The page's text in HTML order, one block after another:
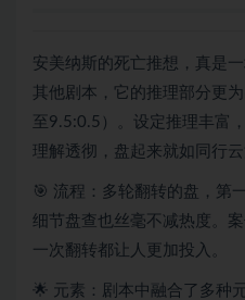
安美纳斯的死亡推想，真是
其他剧本，它的推理部分更
至9.5:0.5）。设定推理丰富
理解透彻，盘起来就如同行云
🎯 流程：多轮翻转的盘，第
细节盘查也丝毫不减热度。
一次翻转都让人更加投入。
🌟 元素：剧本中融合了多种